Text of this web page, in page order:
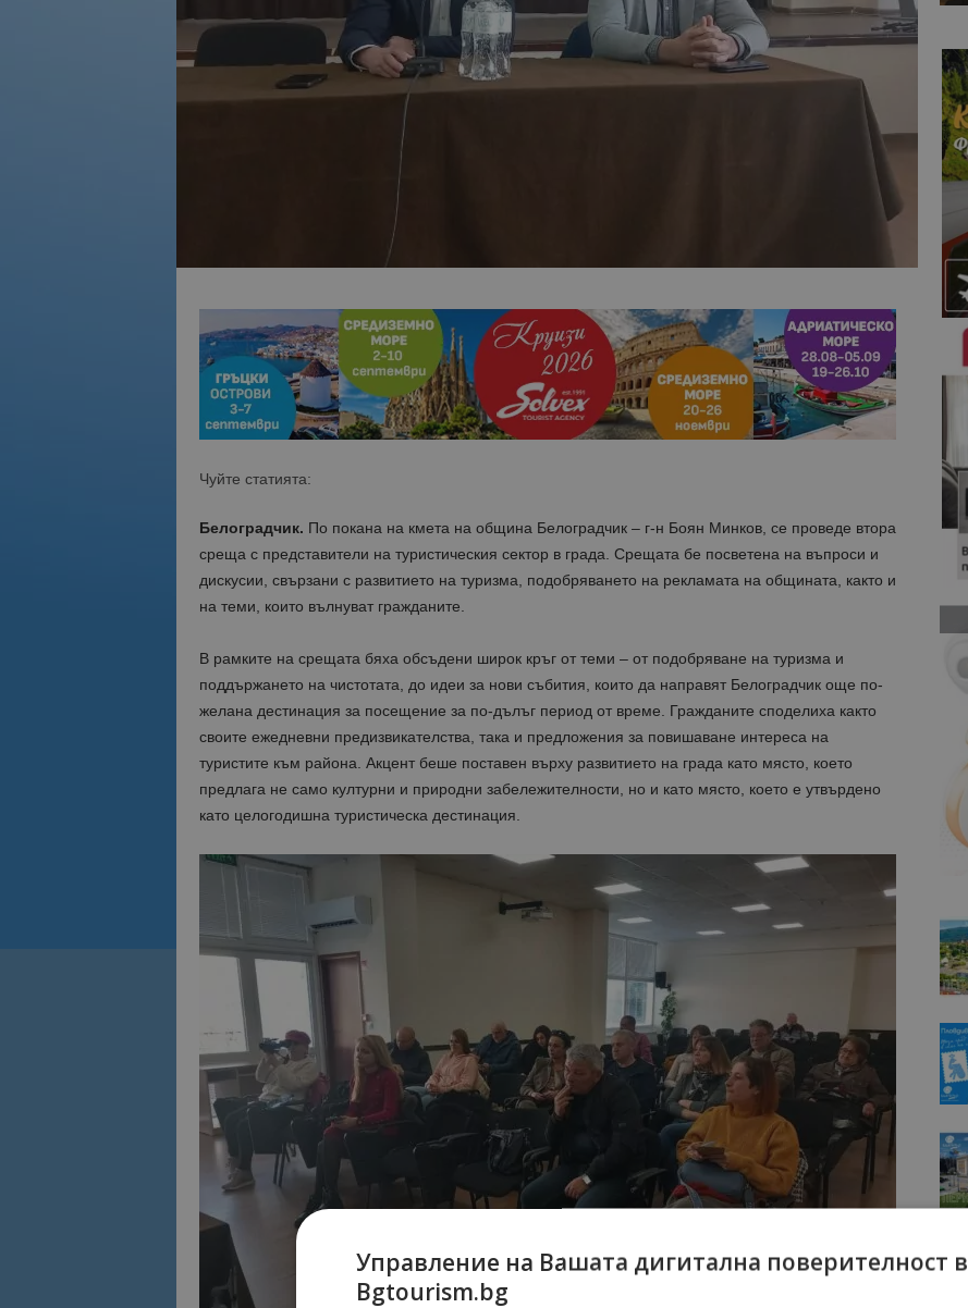
Чуйте статията:
Белоградчик. По покана на кмета на община Белоградчик – г-н Боян Минков, се проведе втора
среща с представители на туристическия сектор в града. Срещата бе посветена на въпроси и
дискусии, свързани с развитието на туризма, подобряването на рекламата на общината, както и
на теми, които вълнуват гражданите.
В рамките на срещата бяха обсъдени широк кръг от теми – от подобряване на туризма и
поддържането на чистотата, до идеи за нови събития, които да направят Белоградчик още по-
желана дестинация за посещение за по-дълъг период от време. Гражданите споделиха както
своите ежедневни предизвикателства, така и предложения за повишаване интереса на
туристите към района. Акцент беше поставен върху развитието на града като място, което
предлага не само културни и природни забележителности, но и като място, което е утвърдено
като целогодишна туристическа дестинация.
Управление на Вашата дигитална поверителност в
Bgtourism.bg